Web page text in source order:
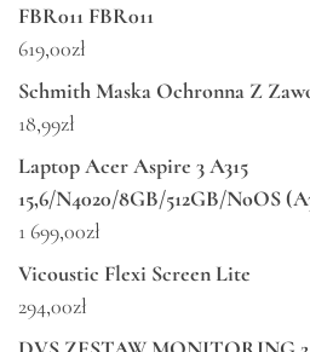
FBR011 FBR011
619,00zł
Schmith Maska Ochronna Z
18,99zł
Laptop Acer Aspire 3 A315
15,6/N4020/8GB/512GB/NoOS
1 699,00zł
Vicoustic Flexi Screen Lite
294,00zł